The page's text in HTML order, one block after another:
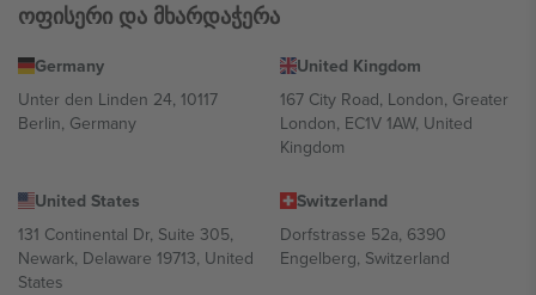
ოფისერი და მხარდაჭერა
Germany
Unter den Linden 24, 10117
Berlin, Germany
United Kingdom
167 City Road, London, Greater
London, EC1V 1AW, United
Kingdom
United States
131 Continental Dr, Suite 305,
Newark, Delaware 19713, United
States
Switzerland
Dorfstrasse 52a, 6390
Engelberg, Switzerland